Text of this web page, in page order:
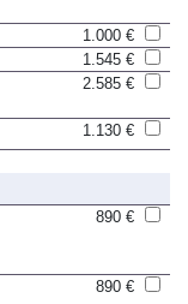
1.000 €
1.545 €
2.585 €
1.130 €
890 €
890 €